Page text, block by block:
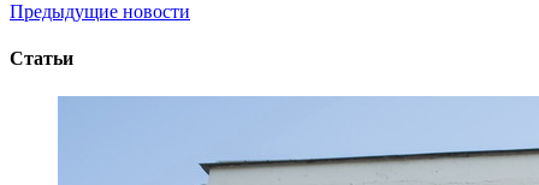
Предыдущие новости
Статьи